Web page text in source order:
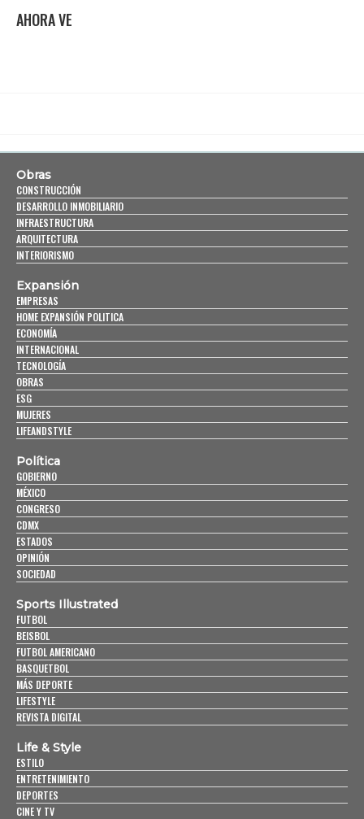
AHORA VE
Obras
CONSTRUCCIÓN
DESARROLLO INMOBILIARIO
INFRAESTRUCTURA
ARQUITECTURA
INTERIORISMO
Expansión
EMPRESAS
HOME EXPANSIÓN POLITICA
ECONOMÍA
INTERNACIONAL
TECNOLOGÍA
OBRAS
ESG
MUJERES
LIFEANDSTYLE
Política
GOBIERNO
MÉXICO
CONGRESO
CDMX
ESTADOS
OPINIÓN
SOCIEDAD
Sports Illustrated
FUTBOL
BEISBOL
FUTBOL AMERICANO
BASQUETBOL
MÁS DEPORTE
LIFESTYLE
REVISTA DIGITAL
Life & Style
ESTILO
ENTRETENIMIENTO
DEPORTES
CINE Y TV